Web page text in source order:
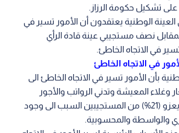
العينة الوطنية يعتقدون أن الأمور تسير في
نصف مستجيبي عينة قادة الرأي
في الاتجاه الخاطئ.
في الاتجاه الخاطئ
بأن الأمور تسير في الاتجاه الخاطئ الى
وغلاء المعيشة وتدني الرواتب والأجور
وبنسبة (23%)، فيما يعزو (21%) من المستجيبين السبب الى وجود
والواسطة والمحسوبية.